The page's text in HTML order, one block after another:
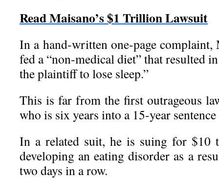
Read Maisano’s $1 Trillion Lawsuit
In a hand-written one-page complaint,
fed a “non-medical diet” that resulted
the plaintiff to lose sleep.”
This is far from the first outrageous
who is six years into a 15-year
In a related suit, he is suing for $10
developing an eating disorder as a
two days in a row.